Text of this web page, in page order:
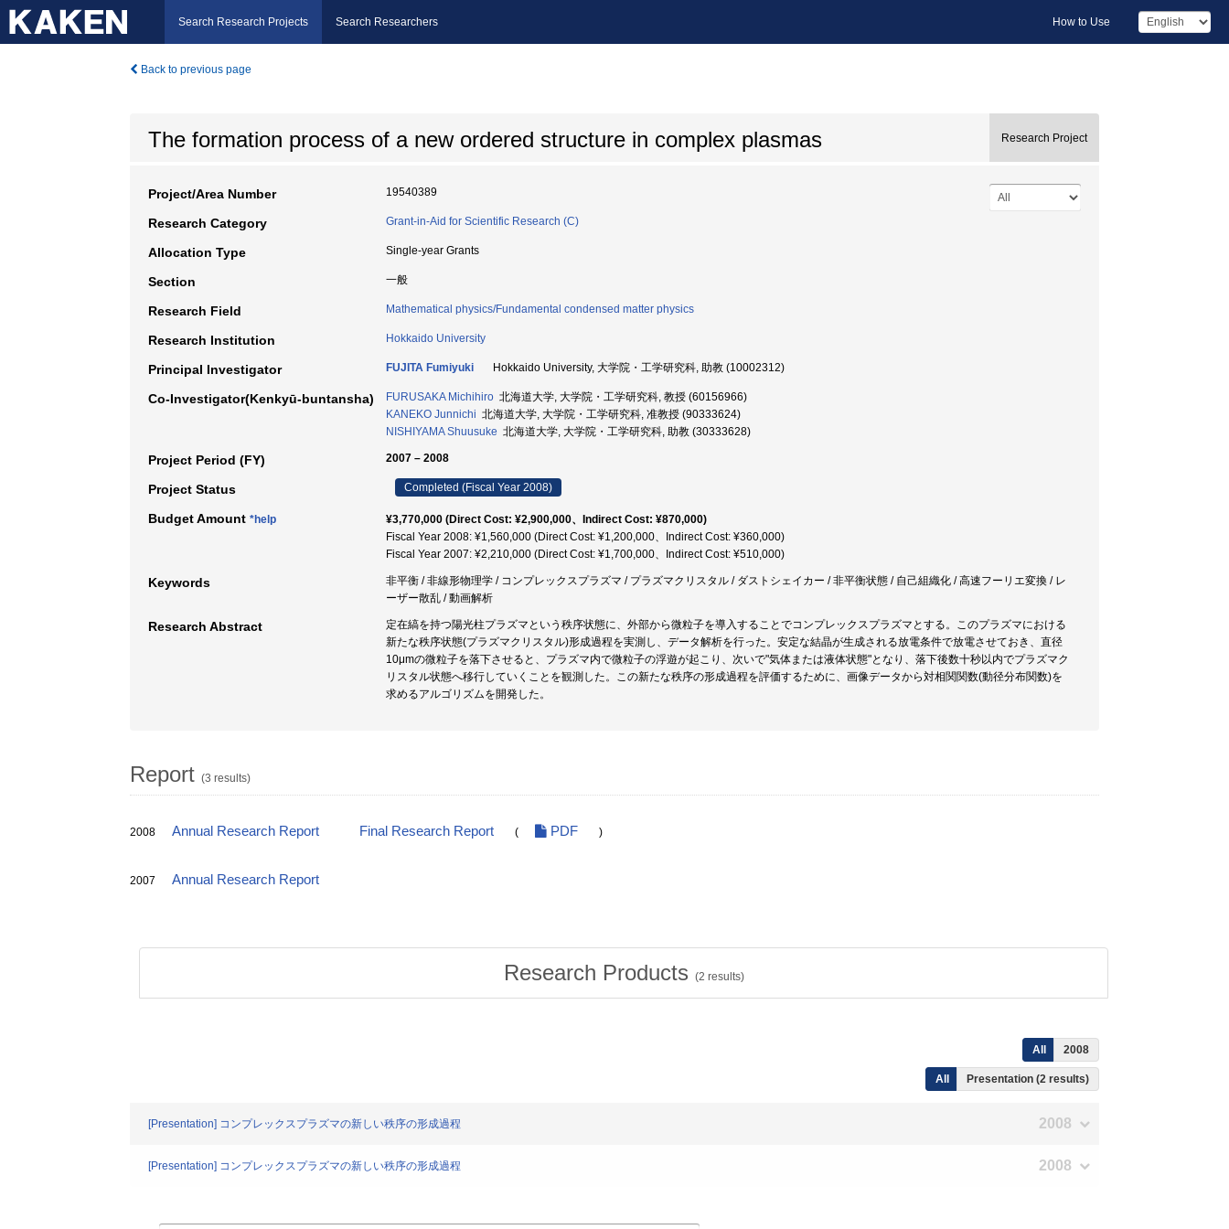
Search Research Projects Search Researchers How to Use
Back to previous page
The formation process of a new ordered structure in complex plasmas Research Project
Project/Area Number 19540389
Research Category Grant-in-Aid for Scientific Research (C)
Allocation Type Single-year Grants
Section 一般
Research Field Mathematical physics/Fundamental condensed matter physics
Research Institution Hokkaido University
Principal Investigator FUJITA Fumiyuki Hokkaido University, 大学院・工学研究科, 助教 (10002312)
Co-Investigator(Kenkyū-buntansha) FURUSAKA Michihiro 北海道大学, 大学院・工学研究科, 教授 (60156966)
KANEKO Junnichi 北海道大学, 大学院・工学研究科, 准教授 (90333624)
NISHIYAMA Shuusuke 北海道大学, 大学院・工学研究科, 助教 (30333628)
Project Period (FY) 2007 – 2008
Project Status Completed (Fiscal Year 2008)
Budget Amount *help
¥3,770,000 (Direct Cost: ¥2,900,000、Indirect Cost: ¥870,000)
Fiscal Year 2008: ¥1,560,000 (Direct Cost: ¥1,200,000、Indirect Cost: ¥360,000)
Fiscal Year 2007: ¥2,210,000 (Direct Cost: ¥1,700,000、Indirect Cost: ¥510,000)
Keywords
非平衡 / 非線形物理学 / コンプレックスプラズマ / プラズマクリスタル / ダストシェイカー / 非平衡状態 / 自己組織化 / 高速フーリエ変換 / レ
ーザー散乱 / 動画解析
Research Abstract
定在縞を持つ陽光柱プラズマという秩序状態に、外部から微粒子を導入することでコンプレックスプラズマとする。このプラズマにおける
新たな秩序状態(プラズマクリスタル)形成過程を実測し、データ解析を行った。安定な結晶が生成される放電条件で放電させておき、直径
10μmの微粒子を落下させると、プラズマ内で微粒子の浮遊が起こり、次いで"気体または液体状態"となり、落下後数十秒以内でプラズマク
リスタル状態へ移行していくことを観測した。この新たな秩序の形成過程を評価するために、画像データから対相関関数(動径分布関数)を
求めるアルゴリズムを開発した。
Report (3 results)
2008 Annual Research Report Final Research Report ( PDF )
2007 Annual Research Report
Research Products (2 results)
All 2008
All Presentation (2 results)
[Presentation] コンプレックスプラズマの新しい秩序の形成過程 2008
[Presentation] コンプレックスプラズマの新しい秩序の形成過程 2008